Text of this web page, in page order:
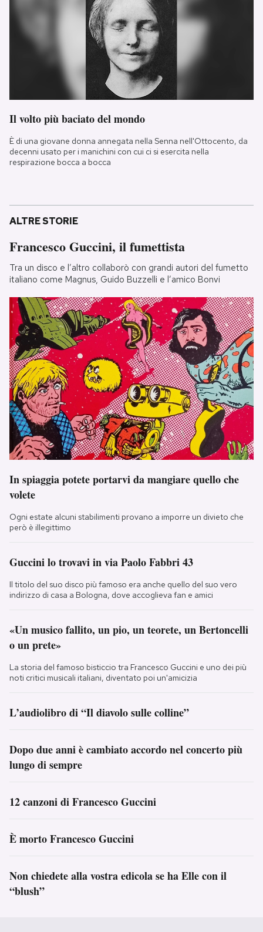
Il volto più baciato del mondo
È di una giovane donna annegata nella Senna nell'Ottocento, da
decenni usato per i manichini con cui ci si esercita nella
respirazione bocca a bocca
ALTRE STORIE
Francesco Guccini, il fumettista
Tra un disco e l’altro collaborò con grandi autori del fumetto
italiano come Magnus, Guido Buzzelli e l’amico Bonvi
In spiaggia potete portarvi da mangiare quello che
volete
Ogni estate alcuni stabilimenti provano a imporre un divieto che
però è illegittimo
Guccini lo trovavi in via Paolo Fabbri 43
Il titolo del suo disco più famoso era anche quello del suo vero
indirizzo di casa a Bologna, dove accoglieva fan e amici
«Un musico fallito, un pio, un teorete, un Bertoncelli
o un prete»
La storia del famoso bisticcio tra Francesco Guccini e uno dei più
noti critici musicali italiani, diventato poi un'amicizia
L’audiolibro di “Il diavolo sulle colline”
Dopo due anni è cambiato accordo nel concerto più
lungo di sempre
12 canzoni di Francesco Guccini
È morto Francesco Guccini
Non chiedete alla vostra edicola se ha Elle con il
“blush”